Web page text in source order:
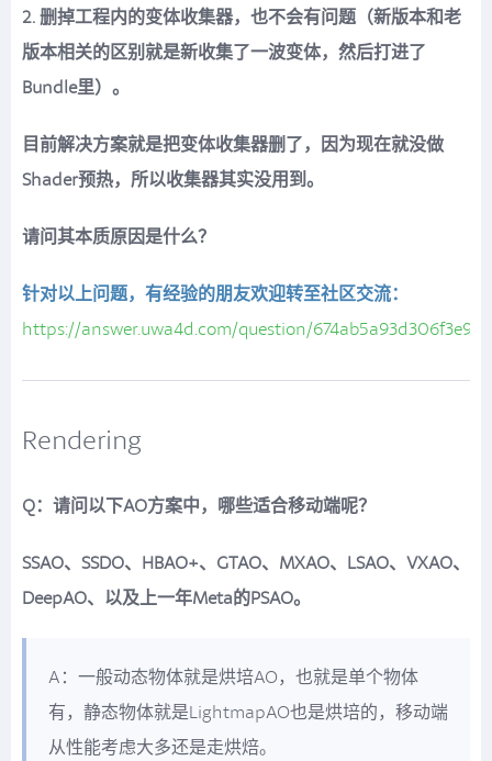
2. 删掉工程内的变体收集器，也不会有问题（新版本和老
版本相关的区别就是新收集了一波变体，然后打进了
Bundle里）。
目前解决方案就是把变体收集器删了，因为现在就没做
Shader预热，所以收集器其实没用到。
请问其本质原因是什么？
针对以上问题，有经验的朋友欢迎转至社区交流：
https://answer.uwa4d.com/question/
Rendering
Q：请问以下AO方案中，哪些适合移动端呢？
SSAO、SSDO、HBAO+、GTAO、MXAO、LSAO、VXAO、
DeepAO、以及上一年Meta的PSAO。
A：一般动态物体就是烘培AO，也就是单个物体
有，静态物体就是LightmapAO也是烘培的，移动端
从性能考虑大多还是走烘焙。